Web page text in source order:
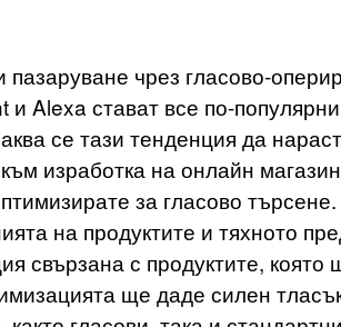
пазаруване чрез гласово-
и Alexa стават все по-
се тази тенденция да
изработка на онлайн
за гласово
на продуктите и тяхното
свързана с продуктите, която
ще даде силен